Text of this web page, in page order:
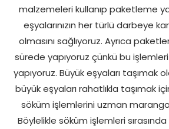
malzemeleri kullanıp paketleme
eşyalarınızın her türlü darbeye
olmasını sağlıyoruz. Ayrıca
sürede yapıyoruz çünkü bu
yapıyoruz. Büyük eşyaları taşımak
büyük eşyaları rahatlıkla taşımak
söküm işlemlerini uzman
Böylelikle söküm işlemleri sırasında